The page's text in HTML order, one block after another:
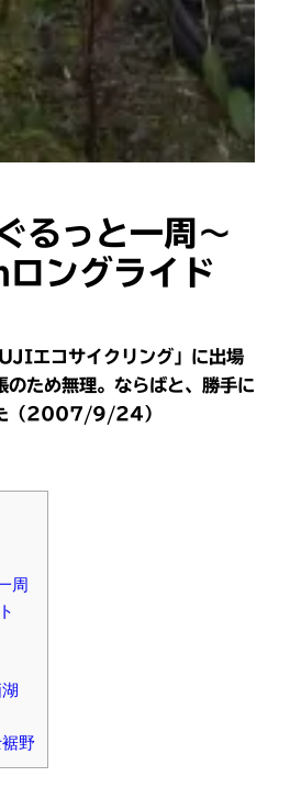
るっと一周〜
ングライド
エコサイクリング」に出場
のため無理。ならばと、勝手に
た（2007/9/24）
周
野